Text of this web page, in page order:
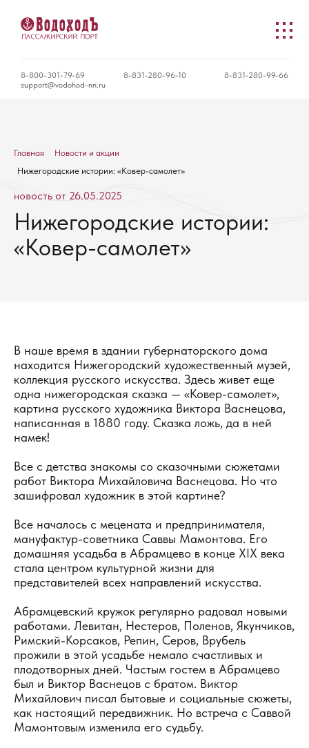
8-800-301-79-69 8-831-280-96-10
8-831-280-99-66
support@vodohod-nn.ru
Главная
Новости и акции
Нижегородские истории: «Ковер-самолет»
новость от 26.05.2025
Нижегородские истории:
«Ковер-самолет»
В наше время в здании губернаторского дома
находится Нижегородский художественный музей,
коллекция русского искусства. Здесь живет еще
одна нижегородская сказка — «Ковер-самолет»,
картина русского художника Виктора Васнецова,
написанная в 1880 году. Сказка ложь, да в ней
намек!
Все с детства знакомы со сказочными сюжетами
работ Виктора Михайловича Васнецова. Но что
зашифровал художник в этой картине?
Все началось с мецената и предпринимателя,
мануфактур-советника Саввы Мамонтова. Его
домашняя усадьба в Абрамцево в конце XIX века
стала центром культурной жизни для
представителей всех направлений искусства.
Абрамцевский кружок регулярно радовал новыми
работами. Левитан, Нестеров, Поленов, Якунчиков,
Римский-Корсаков, Репин, Серов, Врубель
прожили в этой усадьбе немало счастливых и
плодотворных дней. Частым гостем в Абрамцево
был и Виктор Васнецов с братом. Виктор
Михайлович писал бытовые и социальные сюжеты,
как настоящий передвижник. Но встреча с Саввой
Мамонтовым изменила его судьбу.